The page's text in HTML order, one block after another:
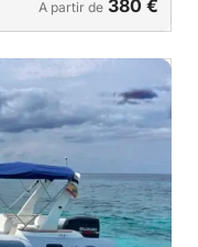
A partir de 380 €